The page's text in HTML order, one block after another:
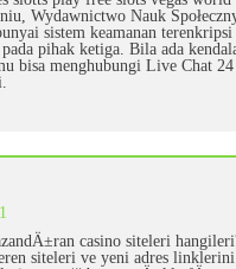
Wydawnictwo Nauk
sistem keamanan
pihak ketiga. Bila ada
bisa menghubungi Live Chat
casino siteleri
siteleri ve yeni adres